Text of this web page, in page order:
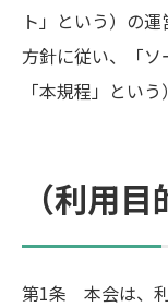
ト」という）の
方針に従い、「
「本規程」という
（利用
第1条 本会は、